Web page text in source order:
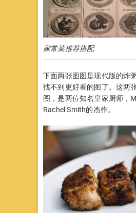
家常菜推荐搭配
下面两张图图是现代版的炸
找不到更好看的图了。这两
图，是两位知名皇家厨师，
Rachel Smith的杰作。